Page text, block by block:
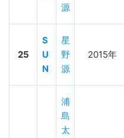
源
25
S
U
N
星
野
源
2015年
浦
島
太